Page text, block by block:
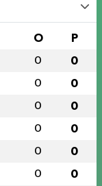
O P
0 0
0 0
0 0
0 0
0 0
0 0